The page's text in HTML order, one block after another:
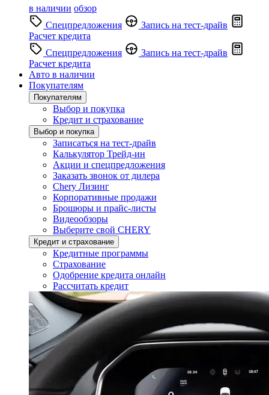
в наличии обзор
Спецпредложения
Запись на тест-драйв
Расчет кредита
Спецпредложения
Запись на тест-драйв
Расчет кредита
Авто в наличии
Покупателям
Покупателям
Выбор и покупка
Кредит и страхование
Выбор и покупка
Записаться на тест-драйв
Калькулятор Трейд-ин
Акции и спецпредложения
Заказать звонок от дилера
Chery Лизинг
Корпоративные продажи
Брошюры и прайс-листы
Видеообзоры
Выберите свой CHERY
Кредит и страхование
Кредитные программы
Страхование
Одобрение кредита онлайн
Рассчитать кредит